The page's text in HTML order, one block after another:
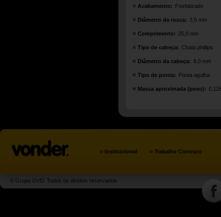
Acabamento: Fosfatizado
Diâmetro da rosca: 3,5 mm
Comprimento: 25,0 mm
Tipo de cabeça: Chata phillips
Diâmetro da cabeça: 8,0 mm
Tipo de ponta: Ponta agulha
Massa aproximada (peso):
» Institucional » Trabalhe Conosco
© Grupo OVD. Todos os direitos reservados.